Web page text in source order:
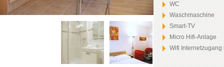
WC
Waschmaschine
Smart-TV
Micro Hifi-Anlage
Wifi Internetzugang